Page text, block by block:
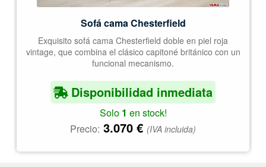
Sofá cama Chesterfield
Exquisito sofá cama Chesterfield doble en piel roja
vintage, que combina el clásico capitoné británico con un
funcional mecanismo.
Disponibilidad inmediata
Solo 1 en stock!
Precio: 3.070 € (IVA incluida)